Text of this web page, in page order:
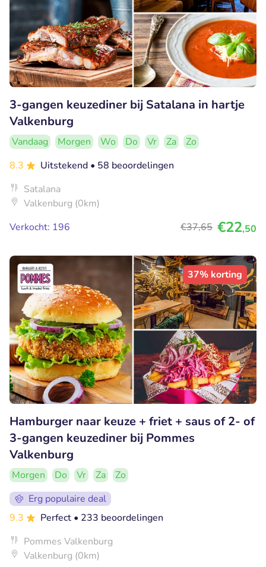
3-gangen keuzediner bij Satalana in hartje
Valkenburg
Vandaag Morgen Wo Do Vr Za
Zo
8.3
Uitstekend • 58 beoordelingen
Satalana
Valkenburg (0km)
Verkocht: 196
€37,65 €22,50
37% korting
Hamburger naar keuze + friet + saus of 2- of
3-gangen keuzediner bij Pommes
Valkenburg
Morgen Do Vr Za
Zo
Erg populaire deal
9.3
Perfect • 233 beoordelingen
Pommes Valkenburg
Valkenburg (0km)